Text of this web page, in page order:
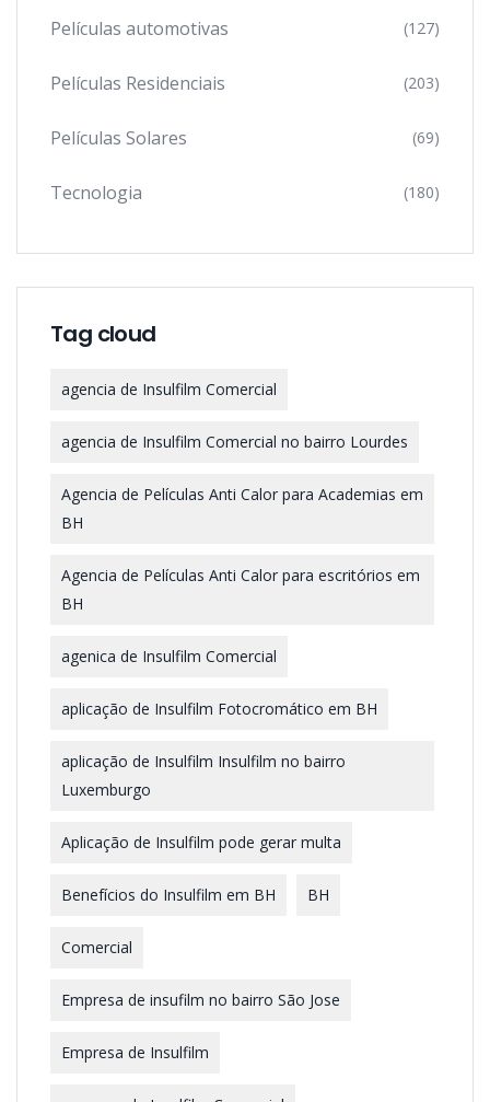
Películas automotivas (127)
Películas Residenciais (203)
Películas Solares (69)
Tecnologia (180)
Tag cloud
agencia de Insulfilm Comercial
agencia de Insulfilm Comercial no bairro Lourdes
Agencia de Películas Anti Calor para Academias em
BH
Agencia de Películas Anti Calor para escritórios em
BH
agenica de Insulfilm Comercial
aplicação de Insulfilm Fotocromático em BH
aplicação de Insulfilm Insulfilm no bairro
Luxemburgo
Aplicação de Insulfilm pode gerar multa
Benefícios do Insulfilm em BH BH
Comercial
Empresa de insufilm no bairro São Jose
Empresa de Insulfilm